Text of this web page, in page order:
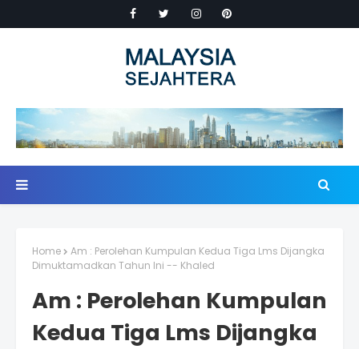
Home
Am : Perolehan Kumpulan Kedua Tiga Lms Dijangka
Dimuktamadkan Tahun Ini -- Khaled
Am : Perolehan Kumpulan
Kedua Tiga Lms Dijangka